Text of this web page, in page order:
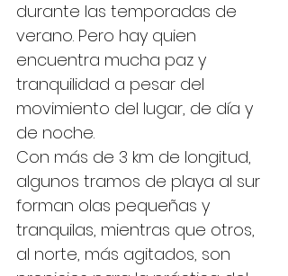
durante las temporadas de
verano. Pero hay quien
encuentra mucha paz y
tranquilidad a pesar del
movimiento del lugar, de día y
de noche.
Con más de 3 km de longitud,
algunos tramos de playa al sur
forman olas pequeñas y
tranquilas, mientras que otros,
al norte, más agitados, son